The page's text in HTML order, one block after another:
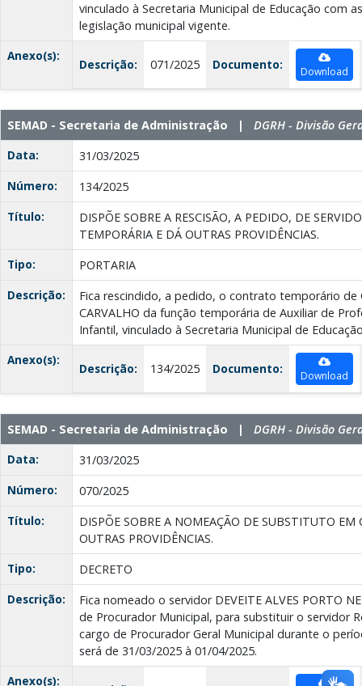
vinculado à Secretaria Municipal de Educação com
legislação municipal vigente.
Anexo(s):
Descrição: 071/2025 Documento: Download
SEMAD - Secretaria de Administração | DGRH - Divisão
Data:
31/03/2025
Número:
134/2025
Título:
DISPÕE SOBRE A RESCISÃO, A PEDIDO, DE
TEMPORÁRIA E DÁ OUTRAS PROVIDÊNCIAS.
Tipo:
PORTARIA
Descrição:
Fica rescindido, a pedido, o contrato temporário de
CARVALHO da função temporária de Auxiliar de
Infantil, vinculado à Secretaria Municipal de
Anexo(s):
Descrição: 134/2025 Documento: Download
SEMAD - Secretaria de Administração | DGRH - Divisão
Data:
31/03/2025
Número:
070/2025
Título:
DISPÕE SOBRE A NOMEAÇÃO DE SUBSTITUTO EM
OUTRAS PROVIDÊNCIAS.
Tipo:
DECRETO
Descrição:
Fica nomeado o servidor DEVEITE ALVES PORTO
de Procurador Municipal, para substituir o servidor
cargo de Procurador Geral Municipal durante o
será de 31/03/2025 à 01/04/2025.
Anexo(s):